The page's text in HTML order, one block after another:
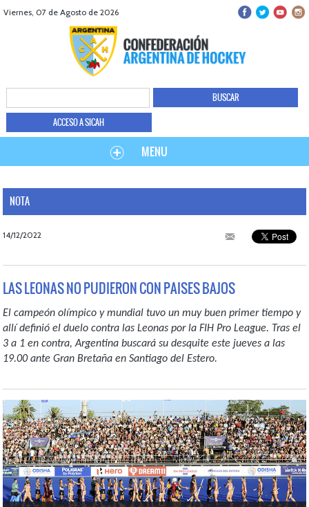
Viernes, 07 de Agosto de 2026
ACCESO A SICAH
MENU
NOTA
14/12/2022
LAS LEONAS NO PUDIERON CON PAISES BAJOS
El campeón olímpico y mundial tuvo un muy buen primer tiempo y
allí definió el duelo contra las Leonas por la FIH Pro League. Tras el
3 a 1 en contra, Argentina buscará su desquite este jueves a las
19.00 ante Gran Bretaña en Santiago del Estero.